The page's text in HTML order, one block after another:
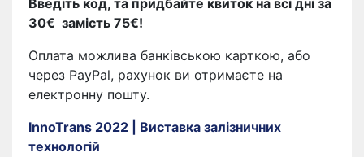
30€ замість 75€!
Оплата можлива банківською карткою, або
через PayPal, рахунок ви отримаєте на
електронну пошту.
InnoTrans 2022 | Виставка залізничних
технологій